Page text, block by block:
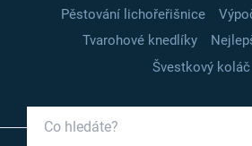
Pěstování lichořeřišnice
Tvarohové knedlíky
Švestkový koláč